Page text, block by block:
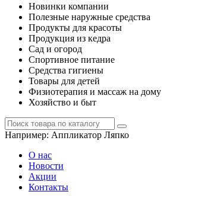
Новинки компании
Полезные наружные средства
Продукты для красоты
Продукция из кедра
Сад и огород
Спортивное питание
Средства гигиены
Товары для детей
Физиотерапия и массаж на дому
Хозяйство и быт
Например: Аппликатор Ляпко
О нас
Новости
Акции
Контакты